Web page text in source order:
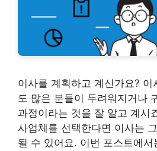
이사를 계획하고 계신가요? 이
도 많은 분들이 두려워지거나
과정이라는 것을 잘 알고 계시
사업체를 선택한다면 이사는
될 수 있어요. 이번 포스트에서